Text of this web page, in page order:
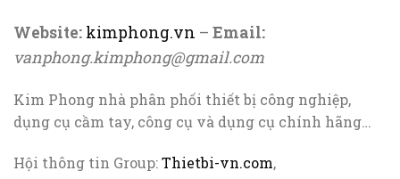
Website: kimphong.vn – Email:
vanphong.kimphong@gmail.com
Kim Phong nhà phân phối thiết bị công nghiệp,
dụng cụ cầm tay, công cụ và dụng cụ chính hãng…
Hội thông tin Group:Thietbi-vn.com,